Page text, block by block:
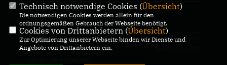
CDU Deutschlands
© 2026 CDU Kreisverband
Coesfeld
Realisation: Sharkness Media
Technisch notwendige Cookies (Übersicht)
Die notwendigen Cookies werden allein für den
ordnungsgemäßen Gebrauch der Webseite benötigt.
Cookies von Drittanbietern (Übersicht)
Zur Optimierung unserer Webseite binden wir Dienste und
Angebote von Drittanbietern ein.